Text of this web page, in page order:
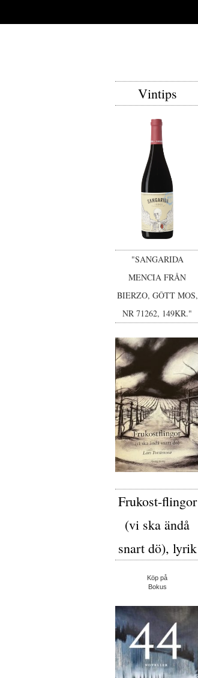
Vintips
"SANGARIDA
MENCIA FRÅN
BIERZO, GÔTT MOS,
NR 71262, 149KR."
Frukost-flingor
(vi ska ändå
snart dö), lyrik
Köp på
Bokus